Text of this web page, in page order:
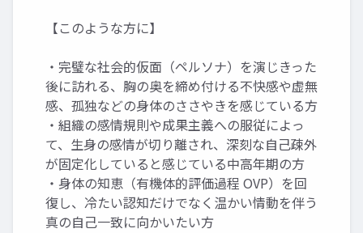
【このような方に】
・完璧な社会的仮面（ペルソナ）を演じきった
後に訪れる、胸の奥を締め付ける不快感や虚無
感、孤独などの身体のささやきを感じている方
・組織の感情規則や成果主義への服従によっ
て、生身の感情が切り離され、深刻な自己疎外
が固定化していると感じている中高年期の方
・身体の知恵（有機体的評価過程 OVP）を回
復し、冷たい認知だけでなく温かい情動を伴う
真の自己一致に向かいたい方